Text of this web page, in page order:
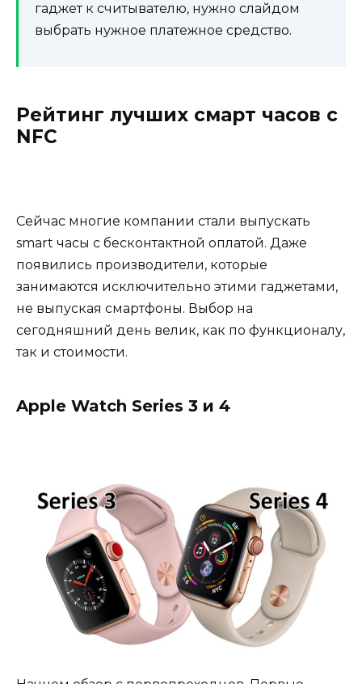
гаджет к считывателю, нужно слайдом
выбрать нужное платежное средство.
Рейтинг лучших смарт часов с
NFC
Сейчас многие компании стали выпускать
smart часы с бесконтактной оплатой. Даже
появились производители, которые
занимаются исключительно этими гаджетами,
не выпуская смартфоны. Выбор на
сегодняшний день велик, как по функционалу,
так и стоимости.
Apple Watch Series 3 и 4